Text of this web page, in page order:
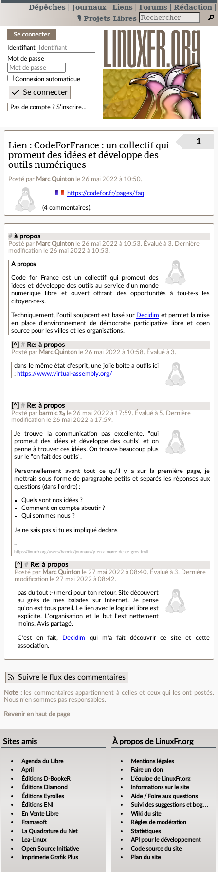
Dépêches Journaux Liens Forums
Rédaction
🎙️ Projets Libres
Se connecter
Identifiant
Mot de passe
Connexion automatique
Pas de compte ? S’inscrire…
Lien
CodeForFrance : un collectif qui
promeut des idées et développe des
outils numériques
Posté par Marc Quinton le 26 mai 2022 à 10:50.
1
https://codefor.fr/pages/faq
(4 commentaires).
# à propos
Posté par Marc Quinton le 26 mai 2022 à 10:53. Évalué à 3. Dernière
modification le 26 mai 2022 à 10:53.
A propos
Code for France est un collectif qui promeut des
idées et développe des outils au service d'un monde
numérique libre et ouvert offrant des opportunités à tou·te·s les
citoyen·ne·s.
Techniquement, l'outil soujacent est basé sur Decidim et permet la mise
en place d'environnement de démocratie participative libre et open
source pour les villes et les organisations.
[^] # Re: à propos
Posté par Marc Quinton le 26 mai 2022 à 10:58. Évalué à 3.
dans le même état d'esprit, une jolie boite a outils ici
: https://www.virtual-assembly.org/
[^] # Re: à propos
Posté par barmic 🦦 le 26 mai 2022 à 17:59. Évalué à 5. Dernière
modification le 26 mai 2022 à 17:59.
Je trouve la communication pas excellente. "qui
promeut des idées et développe des outils" et on
penne à trouver ces idées. On trouve beaucoup plus
sur le "on fait des outils".
Personnellement avant tout ce qu'il y a sur la première page, je
mettrais sous forme de paragraphe petits et séparés les réponses aux
questions (dans l'ordre) :
Quels sont nos idées ?
Comment on compte aboutir ?
Qui sommes nous ?
Je ne sais pas si tu es impliqué dedans
https://linuxfr.org/users/barmic/journaux/y-en-a-marre-de-ce-gros-troll
[^] # Re: à propos
Posté par Marc Quinton le 27 mai 2022 à 08:40. Évalué à 3. Dernière
modification le 27 mai 2022 à 08:42.
pas du tout :-) merci pour ton retour. Site découvert
au grès de mes balades sur Internet. Je pense
qu'on est tous pareil. Le lien avec le logiciel libre est
explicite. L'organisation et le but l'est nettement
moins. Avis partagé.
C'est en fait, Decidim
qui m'a fait découvrir ce site et cette
association.
Suivre le flux des commentaires
Note :les commentaires appartiennent à celles et ceux qui les ont postés.
Nous n’en sommes pas responsables.
Revenir en haut de page
Sites amis
Agenda du Libre
April
Éditions D-BookeR
Éditions Diamond
Éditions Eyrolles
Éditions ENI
En Vente Libre
Framasoft
La Quadrature du Net
Lea-Linux
Open Source Initiative
Imprimerie Grafik Plus
À propos de LinuxFr.org
Mentions légales
Faire un don
L’équipe de LinuxFr.org
Informations sur le site
Aide / Foire aux questions
Suivi des suggestions et bogues
Wiki du site
Règles de modération
Statistiques
API pour le développement
Code source du site
Plan du site